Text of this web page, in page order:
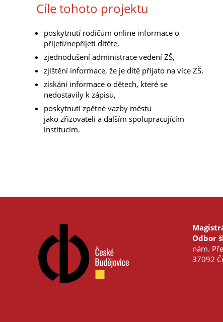
Cíle tohoto projektu
poskytnutí rodičům online informace o
přijetí/nepřijetí dítěte,
zjednodušení administrace vedení ZŠ,
zjištění informace, že je dítě přijato na více ZŠ,
získání informace o dětech, které se
nedostavily k zápisu,
poskytnutí zpětné vazby městu
jako zřizovateli a dalším spolupracujícím
institucím.
Odbor
nám.
37092